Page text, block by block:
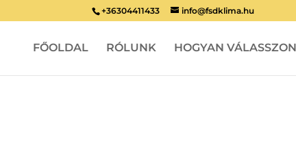
+36304411433 info@fsdklima.hu
FŐOLDAL RÓLUNK HOGYAN